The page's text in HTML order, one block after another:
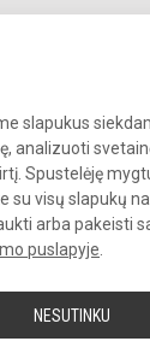
slapukus
analizuoti
Spustelėję
su visų slapukų
arba pakeisti
puslapyje
NESUTINKU
Visos
internetinės